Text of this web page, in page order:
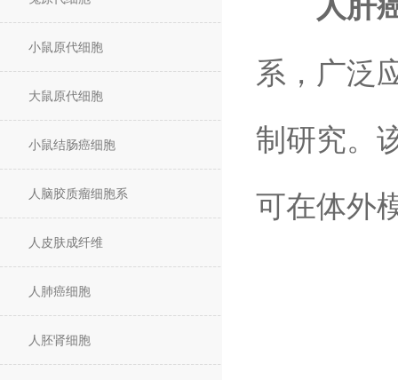
小鼠原代细胞
大鼠原代细胞
小鼠结肠癌细胞
人脑胶质瘤细胞系
人皮肤成纤维
人肺癌细胞
人胚肾细胞
系，广泛
制研究。
可在体外